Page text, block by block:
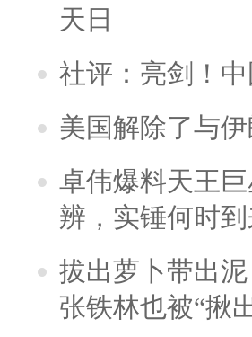
天日
社评：亮剑！
美国解除了与
卓伟爆料天王
辨，实锤何时到
拔出萝卜带出
张铁林也被“揪